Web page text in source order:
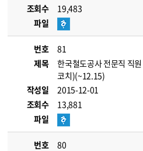
조회수
19,483
파일
번호
81
제목
한국철도공사 전문직 직
코치)(~12.15)
작성일
2015-12-01
조회수
13,881
파일
번호
80